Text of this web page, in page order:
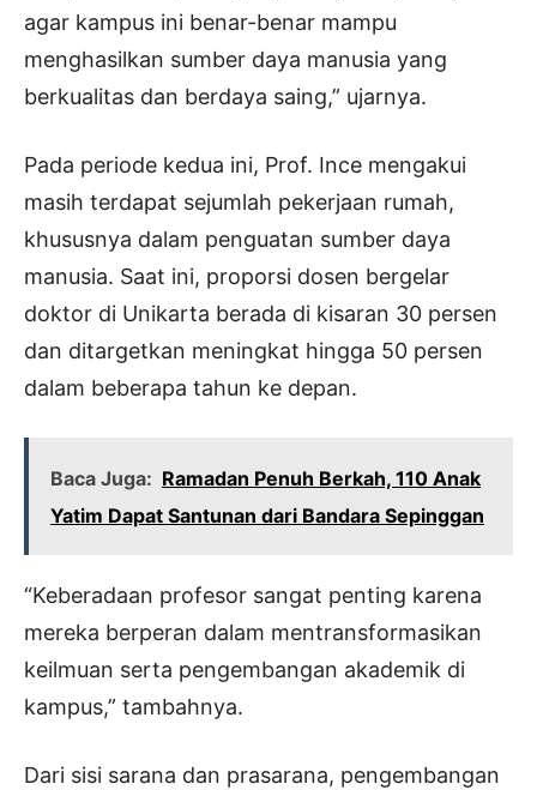
agar kampus ini benar-benar mampu
menghasilkan sumber daya manusia yang
berkualitas dan berdaya saing,” ujarnya.
Pada periode kedua ini, Prof. Ince mengakui
masih terdapat sejumlah pekerjaan rumah,
khususnya dalam penguatan sumber daya
manusia. Saat ini, proporsi dosen bergelar
doktor di Unikarta berada di kisaran 30 persen
dan ditargetkan meningkat hingga 50 persen
dalam beberapa tahun ke depan.
Baca Juga: Ramadan Penuh Berkah, 110 Anak
Yatim Dapat Santunan dari Bandara Sepinggan
“Keberadaan profesor sangat penting karena
mereka berperan dalam mentransformasikan
keilmuan serta pengembangan akademik di
kampus,” tambahnya.
Dari sisi sarana dan prasarana, pengembangan